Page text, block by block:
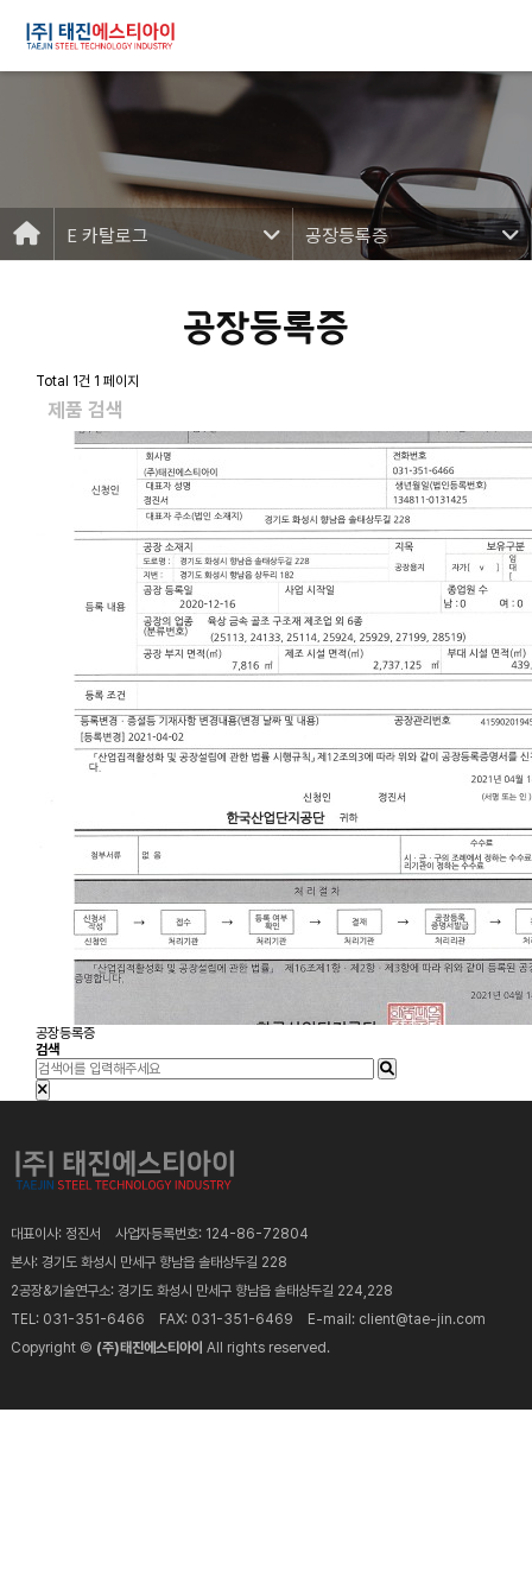
E 카탈로그 공장등록증
공장등록증
Total 1건 1 페이지
제품 검색
공장등록증
검색
대표이사: 정진서 사업자등록번호: 124-86-72804
본사: 경기도 화성시 만세구 향남읍 솔태상두길 228
2공장&기술연구소: 경기도 화성시 만세구 향남읍 솔태상두길 224,228
TEL: 031-351-6466 FAX: 031-351-6469 E-mail: client@tae-jin.com
Copyright © (주)태진에스티아이 All rights reserved.